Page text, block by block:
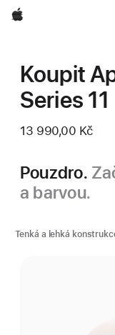
Apple
Koupit
Series 11
13 990,00 Kč
Pouzdro.
a barvou.
Tenká a lehká